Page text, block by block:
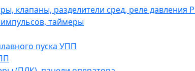
клапаны, разделители сред, реле давления
таймеры
пуска УПП